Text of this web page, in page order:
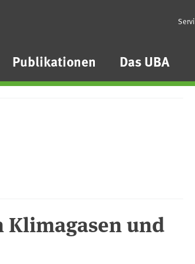
Publikationen Das UBA
Klimagasen und